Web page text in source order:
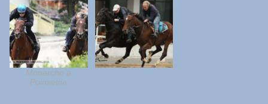
Monarcho a
Poinsettia